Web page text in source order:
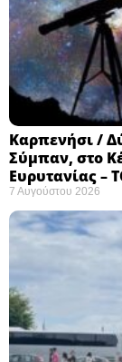
Καρπενήσι /
Σύμπαν, στο
Ευρυτανίας
7 Αυγούστου 2026